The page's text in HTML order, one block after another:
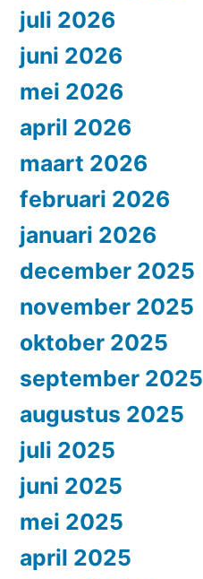
juli 2026
juni 2026
mei 2026
april 2026
maart 2026
februari 2026
januari 2026
december 2025
november 2025
oktober 2025
september 2025
augustus 2025
juli 2025
juni 2025
mei 2025
april 2025